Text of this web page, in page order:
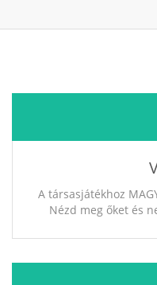
A társasjátékhoz
Nézd meg őket és